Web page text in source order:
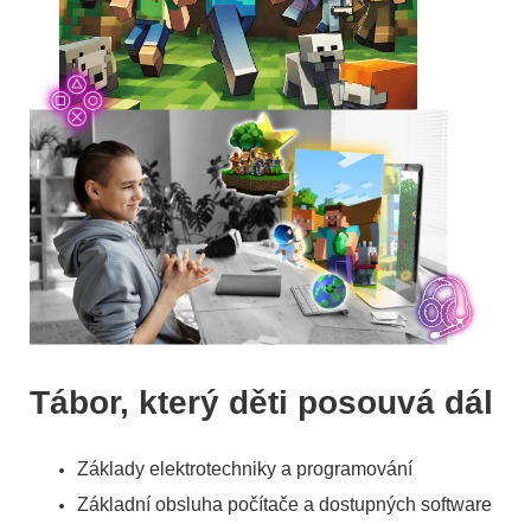
Tábor, který děti posouvá dál
Základy elektrotechniky a programování
Základní obsluha počítače a dostupných software